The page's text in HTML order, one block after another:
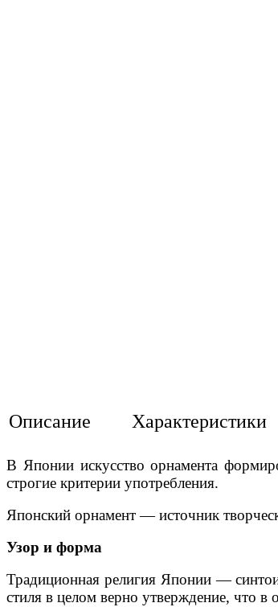
Описание Характеристики
В Японии искусство орнамента
строгие критерии употребления.
Японский орнамент — источник
Узор и форма
Традиционная религия Японии —
стиля в целом верно утверждение, что